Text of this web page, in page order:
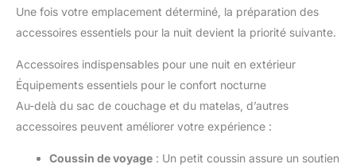
Une fois votre emplacement déterminé, la préparation des
accessoires essentiels pour la nuit devient la priorité suivante.
Accessoires indispensables pour une nuit en extérieur
Équipements essentiels pour le confort nocturne
Au-delà du sac de couchage et du matelas, d’autres
accessoires peuvent améliorer votre expérience :
Coussin de voyage : Un petit coussin assure un soutien